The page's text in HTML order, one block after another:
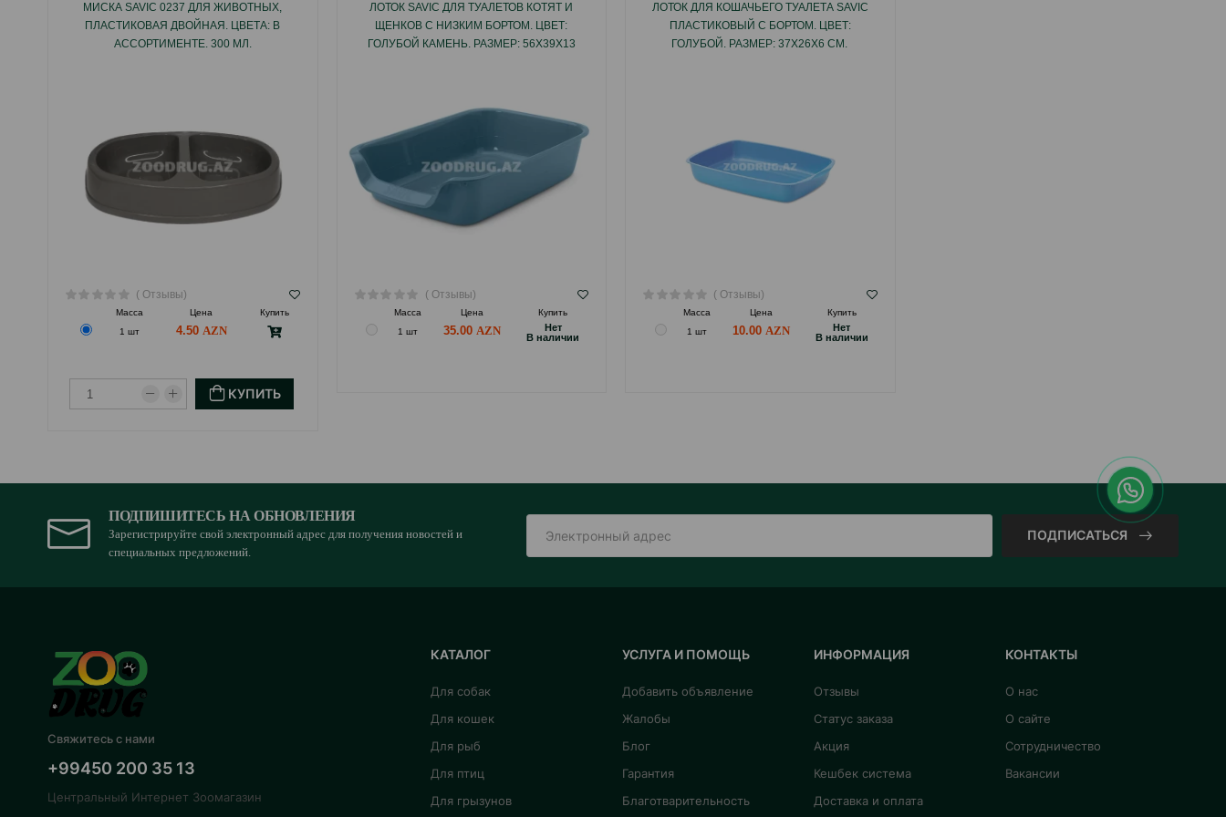
МИСКА SAVIC 0237 ДЛЯ ЖИВОТНЫХ,
ПЛАСТИКОВАЯ ДВОЙНАЯ. ЦВЕТА: В
АССОРТИМЕНТЕ. 300 МЛ.
( Отзывы)
Масса Цена
Купить
1 шт
4.50
КУПИТЬ
ЛОТОК SAVIC ДЛЯ ТУАЛЕТОВ КОТЯТ И
ЩЕНКОВ С НИЗКИМ БОРТОМ. ЦВЕТ:
ГОЛУБОЙ КАМЕНЬ. РАЗМЕР: 56Х39Х13
( Отзывы)
Масса Цена
Купить
1 шт
35.00
Hет
B наличии
ЛОТОК ДЛЯ КОШАЧЬЕГО ТУАЛЕТА SAVIC
ПЛАСТИКОВЫЙ С БОРТОМ. ЦВЕТ:
ГОЛУБОЙ. РАЗМЕР: 37Х26Х6 СМ.
( Отзывы)
Масса Цена
Купить
1 шт
10.00
Hет
B наличии
ПОДПИШИТЕСЬ НА ОБНОВЛЕНИЯ
Зарегистрируйте свой электронный адрес для получения новостей и
специальных предложений.
ПОДПИСАТЬСЯ
Свяжитесь с нами
+99450 200 35 13
Центральный Интернет Зоомагазин
КАТАЛОГ
Для собак
Для кошек
Для рыб
Для птиц
Для грызунов
УСЛУГА И ПОМОЩЬ
Добавить объявление
Жалобы
Блог
Гарантия
Благотварительность
ИНФОРМАЦИЯ
Отзывы
Статус заказа
Акция
Кешбек система
Доставка и оплата
КОНТАКТЫ
О нас
О сайте
Сотрудничество
Вакансии